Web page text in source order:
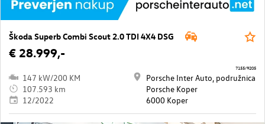
Škoda Superb Combi Scout 2.0 TDI 4X4 DSG
€ 28.999,-
147 kW/200 KM
107.593 km
12/2022
Porsche Inter Auto, podružnica
Porsche Koper
6000 Koper
7155/9205